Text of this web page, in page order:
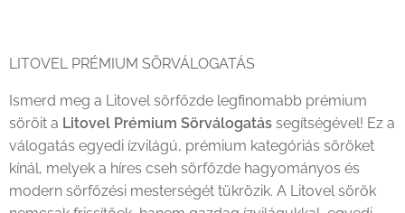
LITOVEL PRÉMIUM SÖRVÁLOGATÁS
Ismerd meg a Litovel sörfőzde legfinomabb prémium
söröit a Litovel Prémium Sörválogatás segítségével! Ez a
válogatás egyedi ízvilágú, prémium kategóriás söröket
kínál, melyek a híres cseh sörfőzde hagyományos és
modern sörfőzési mesterségét tükrözik. A Litovel sörök